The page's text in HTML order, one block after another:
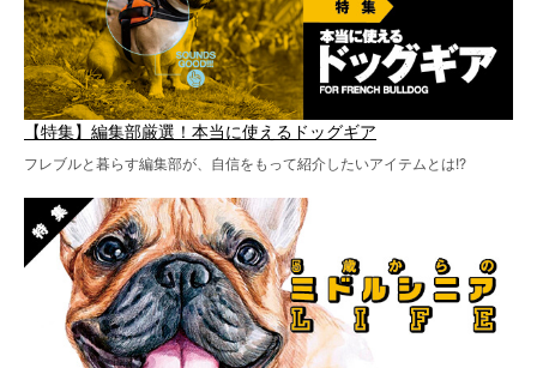
【特集】編集部厳選！本当に使えるドッグギア
フレブルと暮らす編集部が、自信をもって紹介したいアイテムとは!?